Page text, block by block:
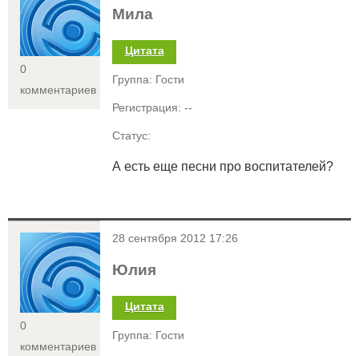
0
комментариев
Мила
Цитата
Группа: Гости
Регистрация: --
Статус:
А есть еще песни про воспитателей?
<
0
комментариев
28 сентября 2012 17:26
Юлия
Цитата
Группа: Гости